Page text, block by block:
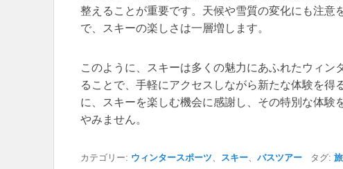
整えることが重要です。天候や雪質の変化にも注意
で、スキーの楽しさは一層増します。
このように、スキーは多くの魅力にあふれたウィン
ることで、手軽にアクセスしながら新たな体験を得
に、スキーを楽しむ機会に感謝し、その特別な体験
やみません。
カテゴリー: ウィンタースポーツ スキー バスツアー タグ: